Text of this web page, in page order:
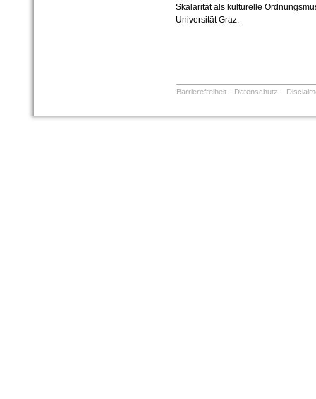
Skalarität als kulturelle
Universität Graz.
Barrierefreiheit Datenschutz